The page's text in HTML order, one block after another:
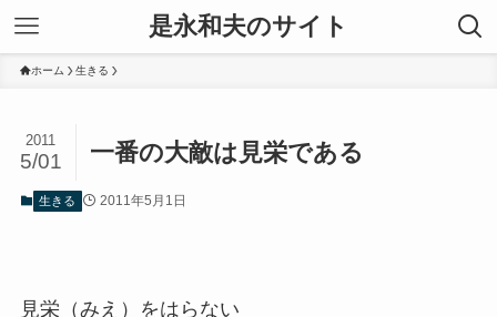
是永和夫のサイト
ホーム 生きる
一番の大敵は見栄である
2011
5/01
生きる 2011年5月1日
見栄（みえ）をはらない